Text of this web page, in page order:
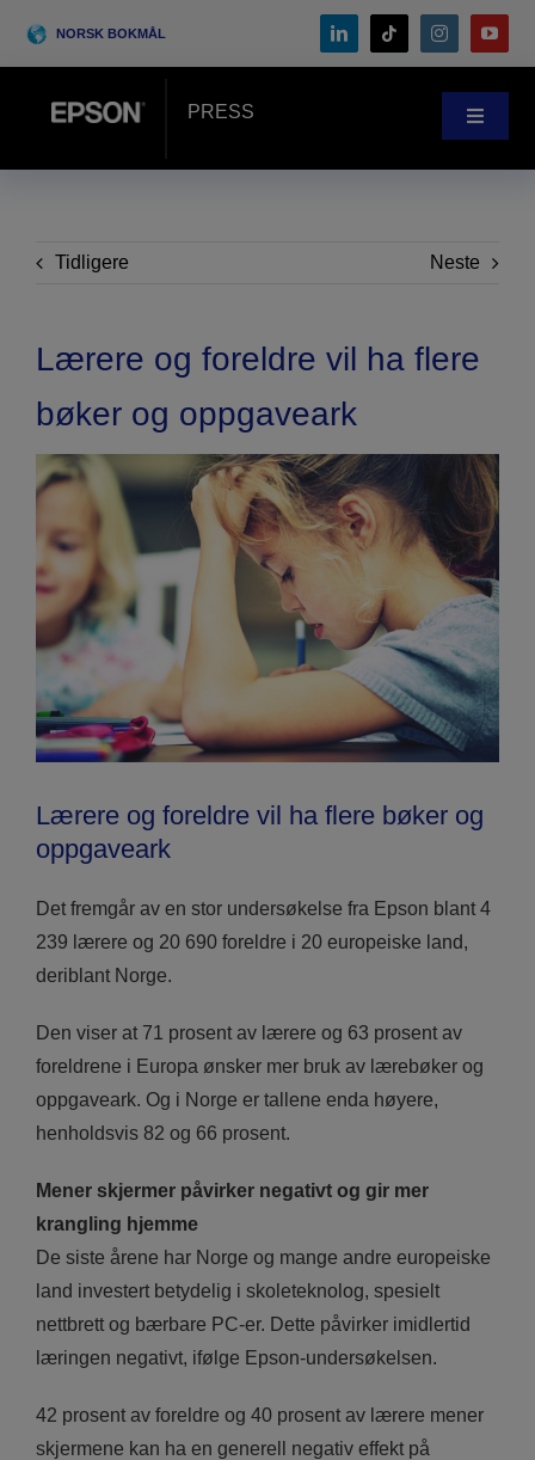
NORSK BOKMÅL
PRESS
Toggle
Case-Studie
Arrangementer
Search
Tidligere Neste
Lærere og foreldre vil ha flere
bøker og oppgaveark
Lærere og foreldre vil ha flere bøker og
oppgaveark
Det fremgår av en stor undersøkelse fra Epson blant 4
239 lærere og 20 690 foreldre i 20 europeiske land,
deriblant Norge.
Den viser at 71 prosent av lærere og 63 prosent av
foreldrene i Europa ønsker mer bruk av lærebøker og
oppgaveark. Og i Norge er tallene enda høyere,
henholdsvis 82 og 66 prosent.
Mener skjermer påvirker negativt og gir mer
krangling hjemme
De siste årene har Norge og mange andre europeiske
land investert betydelig i skoleteknolog, spesielt
nettbrett og bærbare PC-er. Dette påvirker imidlertid
læringen negativt, ifølge Epson-undersøkelsen.
42 prosent av foreldre og 40 prosent av lærere mener
skjermene kan ha en generell negativ effekt på